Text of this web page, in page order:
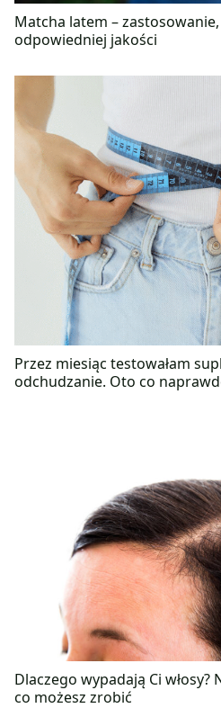
Matcha latem –
odpowiedniej jakości
Przez miesiąc testowałam
odchudzanie. Oto co
Dlaczego wypadają Ci włosy?
co możesz zrobić